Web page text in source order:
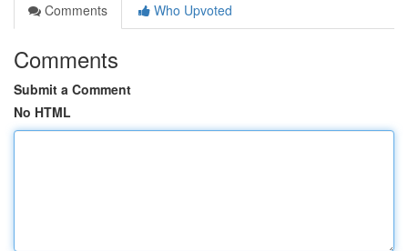
Comments
Who Upvoted
Comments
Submit a Comment
No HTML